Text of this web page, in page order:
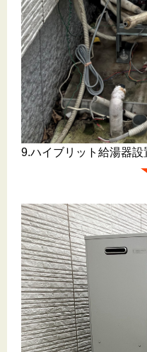
9.ハイブリット給湯器設